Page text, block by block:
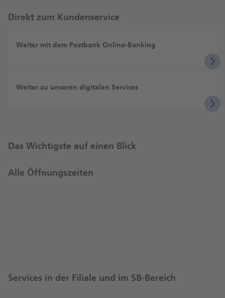
Direkt zum Kundenservice
Weiter mit dem Postbank Online-Banking
Weiter zu unseren digitalen Services
Das Wichtigste auf einen Blick
Alle Öffnungszeiten
Services in der Filiale und im SB-Bereich